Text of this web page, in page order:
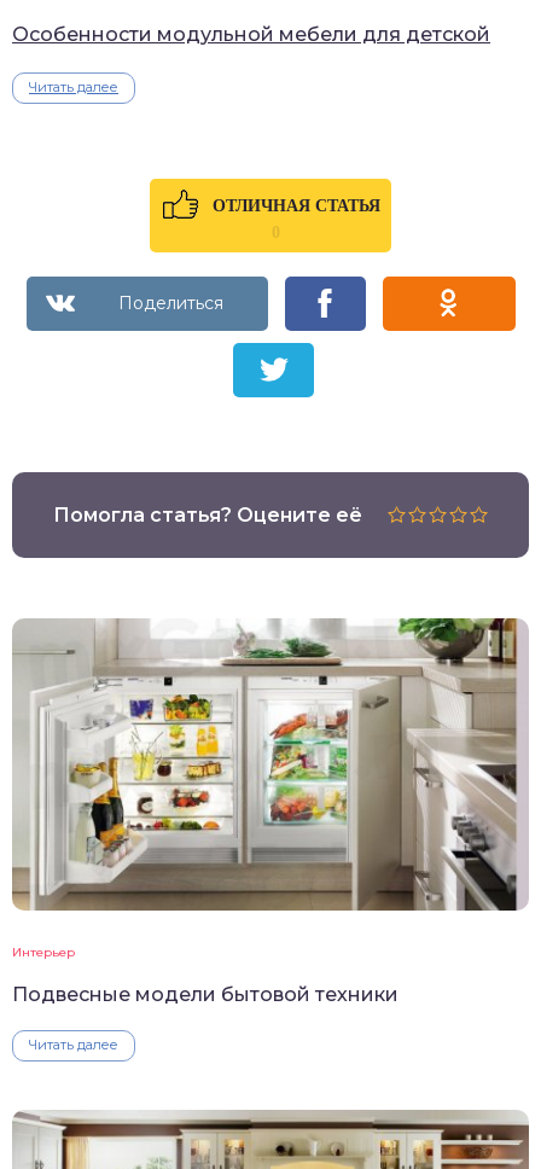
Особенности модульной мебели для детской
Читать далее
ОТЛИЧНАЯ СТАТЬЯ
0
Помогла статья? Оцените её
Интерьер
Подвесные модели бытовой техники
Читать далее